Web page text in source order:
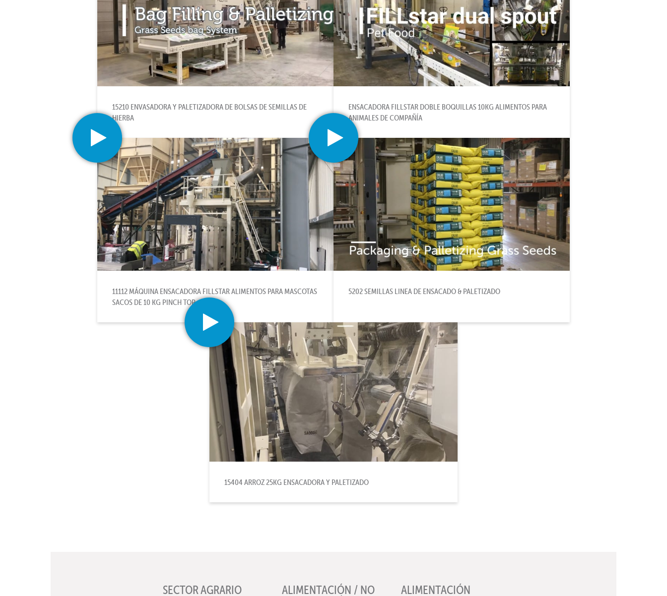
15210 ENVASADORA Y PALETIZADORA DE BOLSAS DE SEMILLAS DE
HIERBA
ENSACADORA FILLSTAR DOBLE BOQUILLAS 10KG ALIMENTOS PARA
ANIMALES DE COMPAÑÍA
11112 MÁQUINA ENSACADORA FILLSTAR ALIMENTOS PARA MASCOTAS
SACOS DE 10 KG PINCH TOP
5202 SEMILLAS LINEA DE ENSACADO & PALETIZADO
15404 ARROZ 25KG ENSACADORA Y PALETIZADO
SECTOR AGRARIO
ALIMENTACIÓN / NO
ALIMENTACIÓN